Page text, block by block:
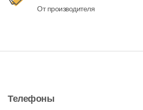
От производителя
Телефоны